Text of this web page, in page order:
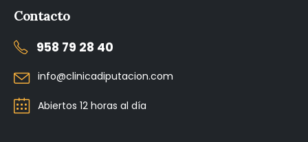
Contacto
958 79 28 40
info@clinicadiputacion.com
Abiertos 12 horas al día